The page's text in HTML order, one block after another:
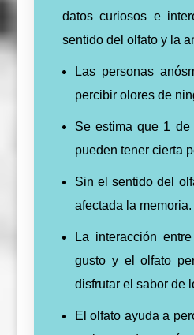
datos curiosos e
sentido del olfato y la
Las personas
percibir olores de
Se estima que 1
pueden tener cierta
Sin el sentido del
afectada la memoria.
La interacción
gusto y el olfato
disfrutar el sabor de
El olfato ayuda a